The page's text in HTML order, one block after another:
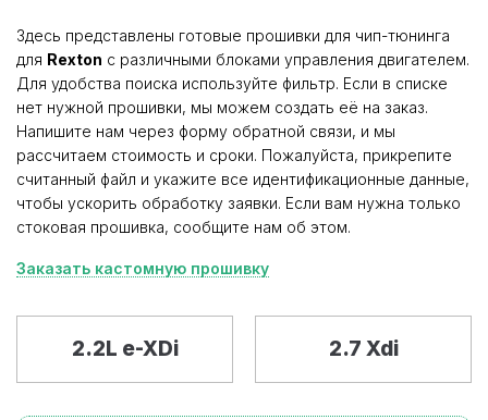
Здесь представлены готовые прошивки для чип-тюнинга
для Rexton с различными блоками управления двигателем.
Для удобства поиска используйте фильтр. Если в списке
нет нужной прошивки, мы можем создать её на заказ.
Напишите нам через форму обратной связи, и мы
рассчитаем стоимость и сроки. Пожалуйста, прикрепите
считанный файл и укажите все идентификационные данные,
чтобы ускорить обработку заявки. Если вам нужна только
стоковая прошивка, сообщите нам об этом.
Заказать кастомную прошивку
2.2L e-XDi 2.7 Xdi